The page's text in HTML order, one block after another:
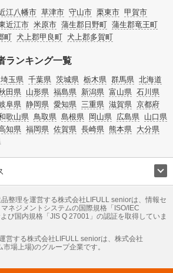
ツについてもチェックしてみてください。
江八幡市 草津市 守山市 栗東市 甲賀市
近江市 米原市 蒲生郡日野町 蒲生郡竜王町
町 犬上郡甲良町 犬上郡多賀町
ランキング一覧
埼玉県 千葉県 茨城県 栃木県 群馬県 北海道
田県 山形県 福島県 新潟県 富山県 石川県
阜県 静岡県 愛知県 三重県 滋賀県 京都府
歌山県 鳥取県 島根県 岡山県 広島県 山口県
知県 福岡県 佐賀県 長崎県 熊本県 大分県
老人ホーム 地方創生 ママの就労支援
ィング 遺品整理 老後の暮らし情報
ビス
専門売却査定 不動産投資 アドバイザー
整理を運営する株式会社LIFULL seniorは、情報セ
ネジメントシステムの国際規格「ISO/IEC
び国内規格「JIS Q 27001」の認証を取得していま
営する株式会社LIFULL seniorは、株式会社
場上場)のグループ企業です。